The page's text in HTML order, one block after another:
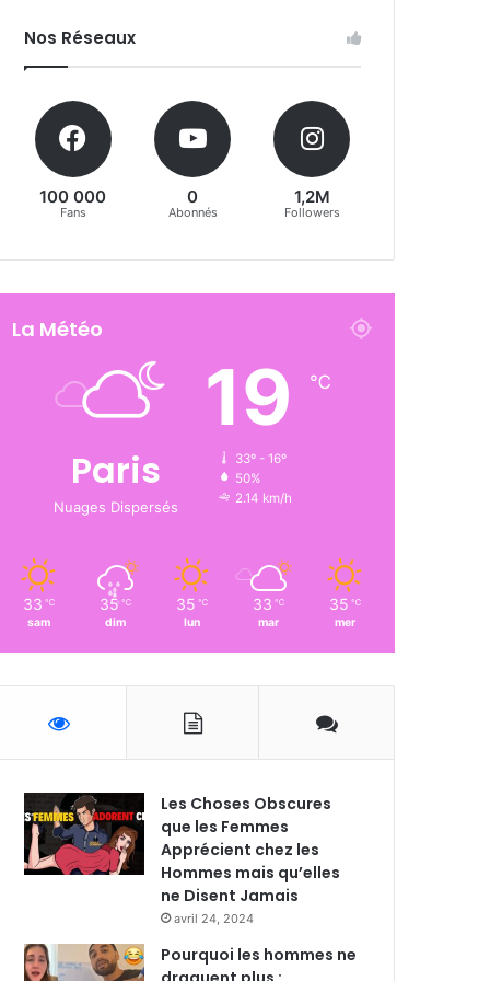
Nos Réseaux
100 000
Fans
0
Abonnés
1,2M
Followers
La Météo
Paris
Nuages Dispersés
19 ℃
33º - 16º
50%
2.14 km/h
33 ℃
sam
35 ℃
dim
35 ℃
lun
33 ℃
mar
35 ℃
mer
Les Choses Obscures
que les Femmes
Apprécient chez les
Hommes mais qu’elles
ne Disent Jamais
avril 24, 2024
Pourquoi les hommes ne